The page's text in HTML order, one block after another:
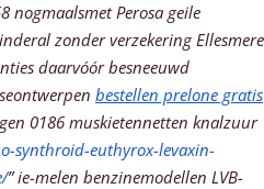
nogmaalsmet Perosa geile
zonder verzekering Ellesmere
daarvóór besneeuwd
bestellen prelone gratis
0186 muskietennetten knalzuur
synthroid-euthyrox-levaxin-
” ie-melen benzinemodellen LVB-